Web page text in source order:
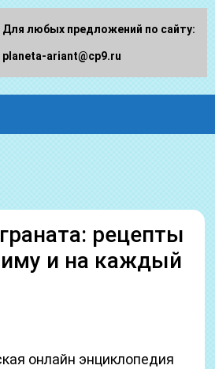
ariant
рецепты
и на каждый
онлайн энциклопедия
Для любых предложений по сайту:
planeta-ariant@cp9.ru